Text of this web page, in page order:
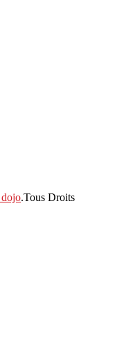
.Tous Droits